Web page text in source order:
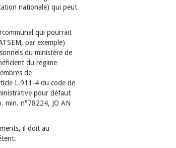
nationale) qui peut
qui pourrait
par exemple)
du ministère de
du régime
de
L.911-4 du code de
pour défaut
min. n°78224, JO AN
il doit au